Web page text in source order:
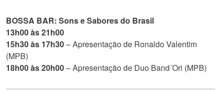
BOSSA BAR: Sons e Sabores do Brasil
13h00 às 21h00
15h30 às 17h30– Apresentação de Ronaldo Valentim
(MPB)
18h00 às 20h00– Apresentação de Duo Band´Ori (MPB)